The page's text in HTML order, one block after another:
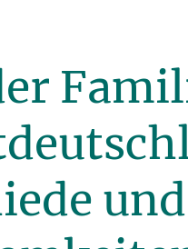
und